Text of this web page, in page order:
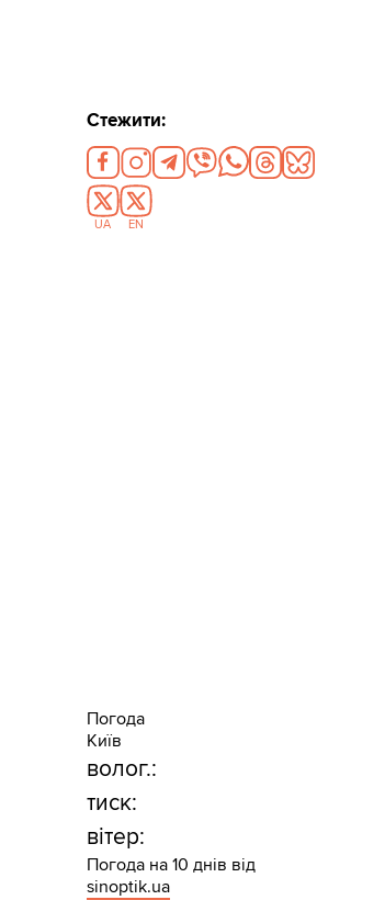
Стежити:
UA EN
Погода
Київ
волог.:
тиск:
вітер:
Погода на 10 днів від
sinoptik.ua